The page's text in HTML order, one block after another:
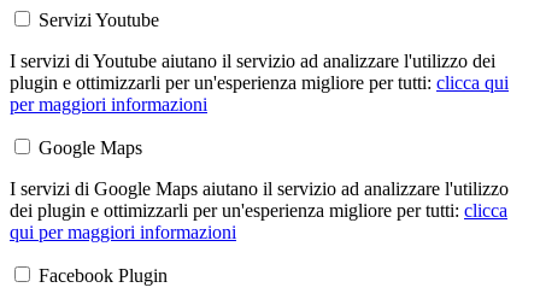
Servizi Youtube
I servizi di Youtube aiutano il servizio ad analizzare l'utilizzo dei
plugin e ottimizzarli per un'esperienza migliore per tutti: clicca qui
per maggiori informazioni
Google Maps
I servizi di Google Maps aiutano il servizio ad analizzare l'utilizzo
dei plugin e ottimizzarli per un'esperienza migliore per tutti: clicca
qui per maggiori informazioni
Facebook Plugin